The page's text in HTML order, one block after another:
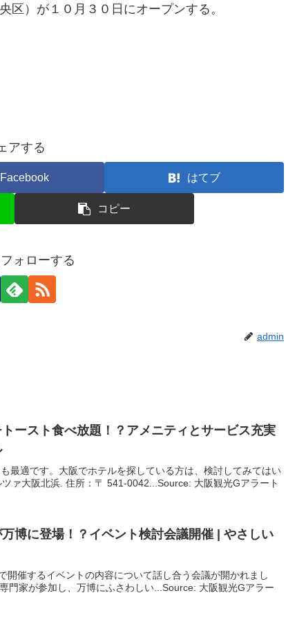
区）が１０月３０日にオープンする。
アする
Facebook はてブ
コピー
ォローする
admin
ースト食べ放題！？アメニティとサービス充実
最適です。大阪でホテルを探している方は、検討してみてはい
ァ大阪北浜. 住所：〒 541-0042...Source: 大阪観光Gアラート
博に登場！？イベント検討会議開催 | やさしい
開催するイベントの内容について話し合う会議が開かれまし
門家が参加し、万博にふさわしい...Source: 大阪観光Gアラー